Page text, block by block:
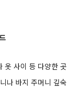
옷 사이 등 다양한 곳
나 바지 주머니 깊숙